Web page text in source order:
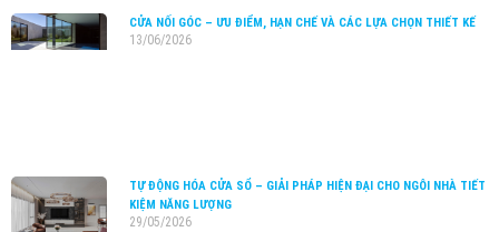
CỬA NỐI GÓC – ƯU ĐIỂM, HẠN CHẾ VÀ CÁC LỰA CHỌN THIẾT KẾ
13/06/2026
TỰ ĐỘNG HÓA CỬA SỔ – GIẢI PHÁP HIỆN ĐẠI CHO NGÔI NHÀ TIẾT
KIỆM NĂNG LƯỢNG
29/05/2026